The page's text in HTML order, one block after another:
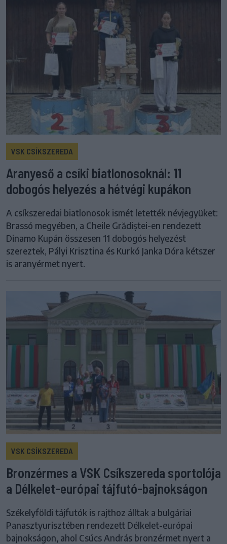
VSK CSÍKSZEREDA
Aranyeső a csíki biatlonosoknál: 11
dobogós helyezés a hétvégi kupákon
A csíkszeredai biatlonosok ismét letették névjegyüket:
Brassó megyében, a Cheile Grădiștei-en rendezett
Dinamo Kupán összesen 11 dobogós helyezést
szereztek, Pályi Krisztina és Kurkó Janka Dóra kétszer
is aranyérmet nyert.
VSK CSÍKSZEREDA
Bronzérmes a VSK Csíkszereda sportolója
a Délkelet-európai tájfutó-bajnokságon
Székelyföldi tájfutók is rajthoz álltak a bulgáriai
Panasztyurisztében rendezett Délkelet-európai
bajnokságon, ahol Csúcs András bronzérmet nyert a